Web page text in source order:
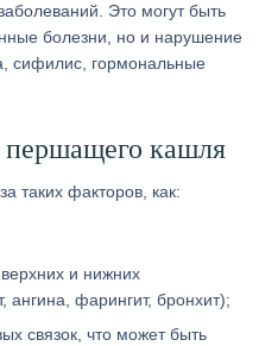
Это могут быть
болезни, но и нарушение
сифилис, гормональные
кашля
таких факторов, как:
и нижних
ангина, фарингит, бронхит);
связок, что может быть